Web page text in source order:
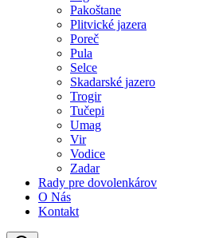
Pakoštane
Plitvické jazera
Poreč
Pula
Selce
Skadarské jazero
Trogir
Tučepi
Umag
Vir
Vodice
Zadar
Rady pre dovolenkárov
O Nás
Kontakt